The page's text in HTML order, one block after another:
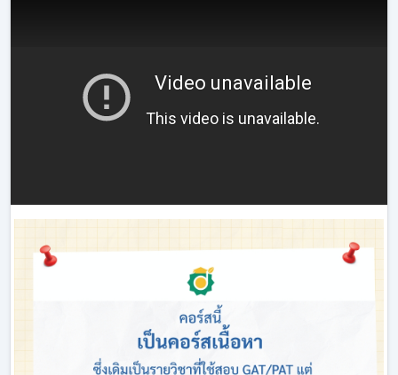
Video unavailable
This video is unavailable.